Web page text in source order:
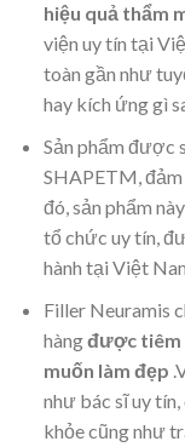
hiệu quả thẩm
viện uy tín tại
toàn gần như
hay kích ứng gì
Sản phẩm được
SHAPETM, đảm
đó, sản phẩm
tổ chức uy tín,
hành tại Việt
Filler Neuramis
hàngđược tiêm
muốn làm đẹp
như bác sĩ uy
khỏe cũng như